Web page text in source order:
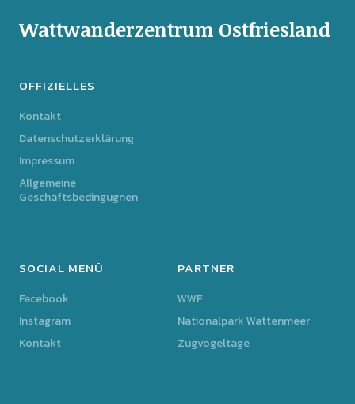
Wattwanderzentrum Ostfriesland
OFFIZIELLES
Kontakt
Datenschutzerklärung
Impressum
Allgemeine
Geschäftsbedingugnen
SOCIAL MENÜ
Facebook
Instagram
Kontakt
PARTNER
WWF
Nationalpark Wattenmeer
Zugvogeltage